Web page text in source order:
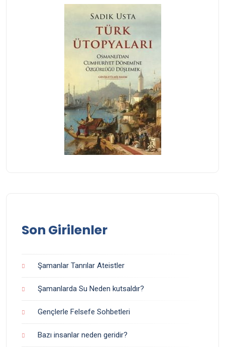
Son Girilenler
Şamanlar Tanrılar Ateistler
Şamanlarda Su Neden kutsaldır?
Gençlerle Felsefe Sohbetleri
Bazı insanlar neden geridir?